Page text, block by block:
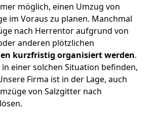
möglich, einen Umzug von
im Voraus zu planen. Manchmal
nach Herrentor aufgrund von
anderen plötzlichen
kurzfristig organisiert werden.
in einer solchen Situation befinden,
Firma ist in der Lage, auch
von Salzgitter nach